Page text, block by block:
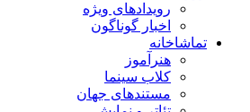
رویدادهای ویژه
اخبار گوناگون
تماشاخانه
هنرآموز
کلاب سینما
مستندهای جهان